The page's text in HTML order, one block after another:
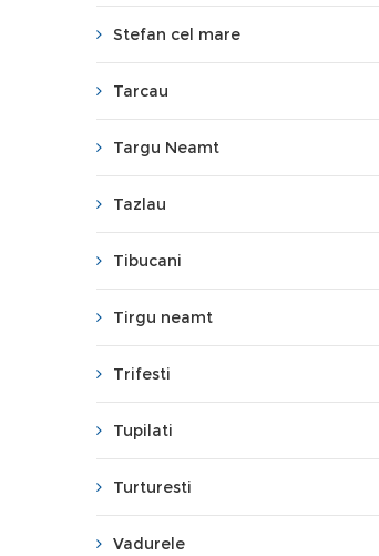
Stefan cel mare
Tarcau
Targu Neamt
Tazlau
Tibucani
Tirgu neamt
Trifesti
Tupilati
Turturesti
Vadurele